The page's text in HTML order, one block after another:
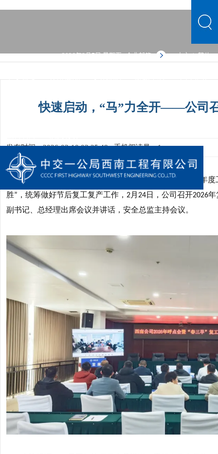
2026年8月7日 星期五企业邮箱 中文 | 繁体
中文首页 公司概况 文化品牌 新闻中心 主营业务
快速启动，“马”力全开——公司
发布时间：2026-03-10 03:25:48手机阅读量：1
为贯彻落实集团公司相关会议、文件精神及公司
年
胜” ，统筹做好节后复工复产工作， 2月 24日，公司召开2026年
副书记、总经理出席会议并讲话，安全总监主持会议。